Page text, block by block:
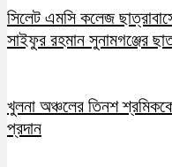
সিলেট এমসি কলেজ
সাইফুর রহমান সুনামগঞ্জের
খুলনা অঞ্চলের তিনশ
প্রদান